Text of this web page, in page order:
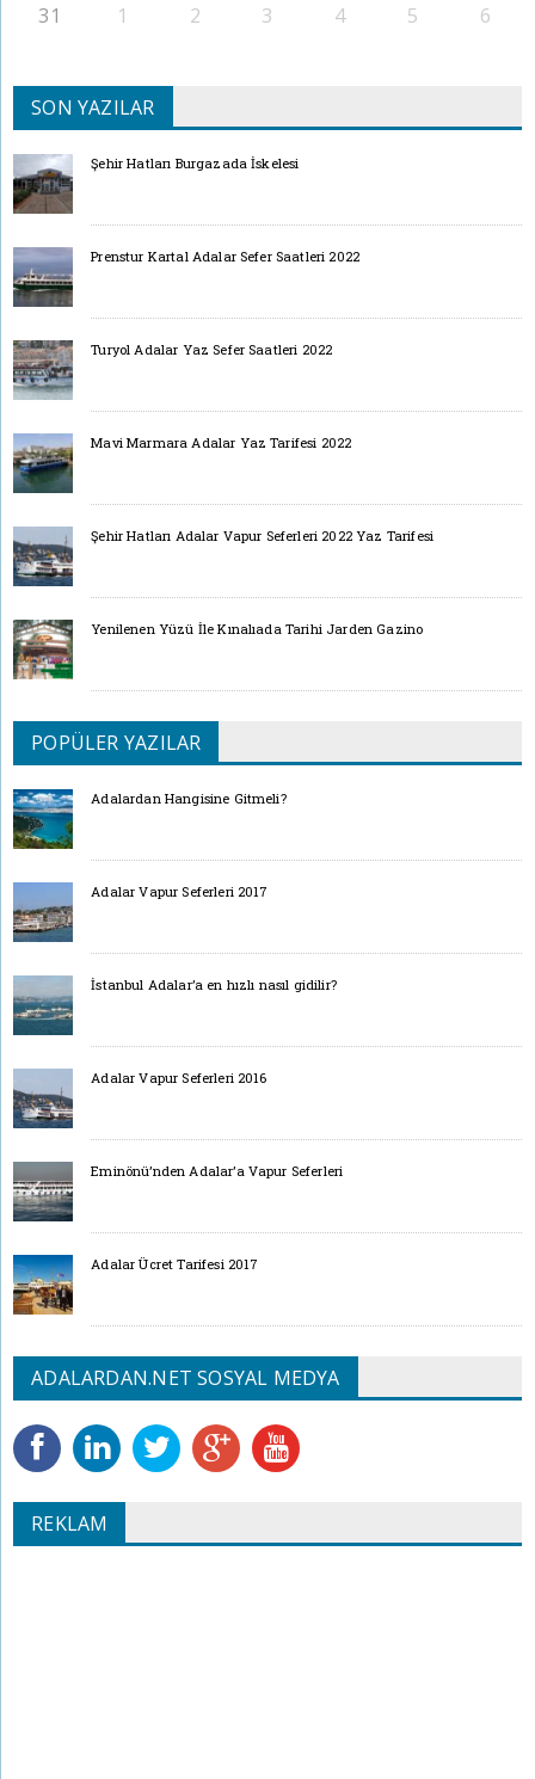
31 1 2 3 4 5 6
SON YAZILAR
Şehir Hatları Burgazada İskelesi
Prenstur Kartal Adalar Sefer Saatleri 2022
Turyol Adalar Yaz Sefer Saatleri 2022
Mavi Marmara Adalar Yaz Tarifesi 2022
Şehir Hatları Adalar Vapur Seferleri 2022 Yaz Tarifesi
Yenilenen Yüzü İle Kınalıada Tarihi Jarden Gazino
POPÜLER YAZILAR
Adalardan Hangisine Gitmeli?
Adalar Vapur Seferleri 2017
İstanbul Adalar’a en hızlı nasıl gidilir?
Adalar Vapur Seferleri 2016
Eminönü’nden Adalar’a Vapur Seferleri
Adalar Ücret Tarifesi 2017
ADALARDAN.NET SOSYAL MEDYA
REKLAM